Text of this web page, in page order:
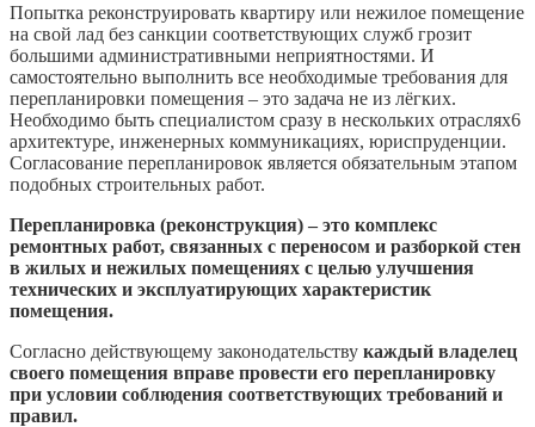
Попытка реконструировать квартиру или нежилое помещение
на свой лад без санкции соответствующих служб грозит
большими административными неприятностями. И
самостоятельно выполнить все необходимые требования для
перепланировки помещения – это задача не из лёгких.
Необходимо быть специалистом сразу в нескольких отраслях6
архитектуре, инженерных коммуникациях, юриспруденции.
Согласование перепланировок является обязательным этапом
подобных строительных работ.
Перепланировка (реконструкция) – это комплекс
ремонтных работ, связанных с переносом и разборкой стен
в жилых и нежилых помещениях с целью улучшения
технических и эксплуатирующих характеристик
помещения.
Согласно действующему законодательству каждый владелец
своего помещения вправе провести его перепланировку
при условии соблюдения соответствующих требований и
правил.